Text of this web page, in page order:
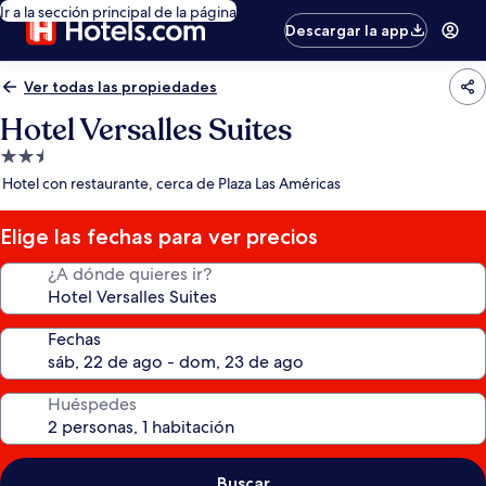
Ir a la sección principal de la página
Descargar la app
Ver todas las propiedades
Hotel Versalles Suites
Propiedad
de
estrellas
Hotel con restaurante, cerca de Plaza Las Américas
Elige las fechas para ver precios
¿A dónde quieres ir?
Fechas
Huéspedes